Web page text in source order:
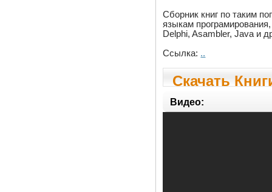
Сборник книг по таким
языкам
Delphi, Asambler, Java и
Ссылка: ..
Скачать
Видео: